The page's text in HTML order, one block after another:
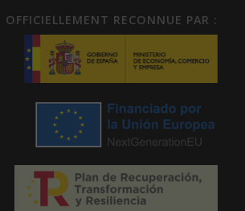
OFFICIELLEMENT RECONNUE PAR :